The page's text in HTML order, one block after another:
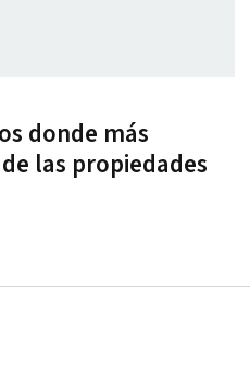
donde más
las propiedades